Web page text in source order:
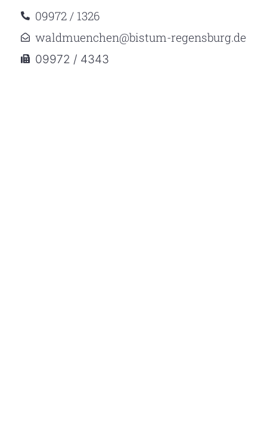
09972 / 1326
waldmuenchen@bistum-regensburg.de
09972 / 4343